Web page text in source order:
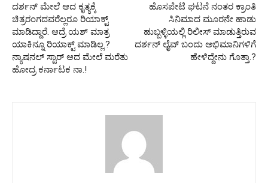
ದರ್ಶನ್ ಮೇಲೆ ಆದ ಕೃತ್ಯಕ್ಕೆ
ಚಿತ್ರರಂಗದವರೆಲ್ಲರೂ ರಿಯಾಕ್ಟ್
ಮಾಡಿದ್ದಾರೆ. ಆದ್ರೆ ಯಶ್ ಮಾತ್ರ
ಯಾಕಿನ್ನೂ ರಿಯಾಕ್ಟ್ ಮಾಡಿಲ್ಲ.?
ನ್ಯಾಷನಲ್ ಸ್ಟಾರ್ ಆದ ಮೇಲೆ ಮರೆತು
ಹೋದ್ರ ಕರ್ನಾಟಕ ನಾ.!
ಹೊಸಪೇಟೆ ಘಟನೆ ನಂತರ ಕ್ರಾಂತಿ
ಸಿನಿಮಾದ ಮೂರನೇ ಹಾಡು
ಹುಬ್ಬಳ್ಳಿಯಲ್ಲಿ ರಿಲೀಸ್ ಮಾಡುತ್ತಿರುವ
ದರ್ಶನ್ ಲೈವ್ ಬಂದು ಅಭಿಮಾನಿಗಳಿಗೆ
ಹೇಳಿದ್ದೇನು ಗೊತ್ತಾ.?